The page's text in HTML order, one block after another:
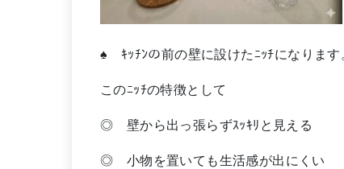
♠ ｷｯﾁﾝの前の壁に設けたﾆｯﾁになります
このﾆｯﾁの特徴として
◎ 壁から出っ張らずｽｯｷﾘと見える
◎ 小物を置いても生活感が出にくい